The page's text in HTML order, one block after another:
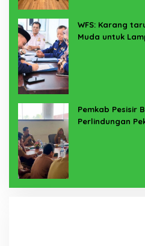
WFS: Karang
Muda untuk
Pemkab Pesisir
Perlindungan